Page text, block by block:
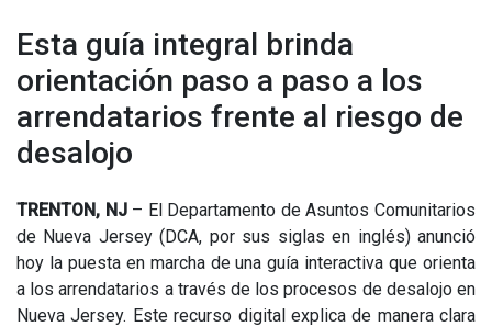
Esta guía integral brinda
orientación paso a paso a los
arrendatarios frente al riesgo de
desalojo
TRENTON, NJ – El Departamento de Asuntos Comunitarios
de Nueva Jersey (DCA, por sus siglas en inglés) anunció
hoy la puesta en marcha de una guía interactiva que orienta
a los arrendatarios a través de los procesos de desalojo en
Nueva Jersey. Este recurso digital explica de manera clara